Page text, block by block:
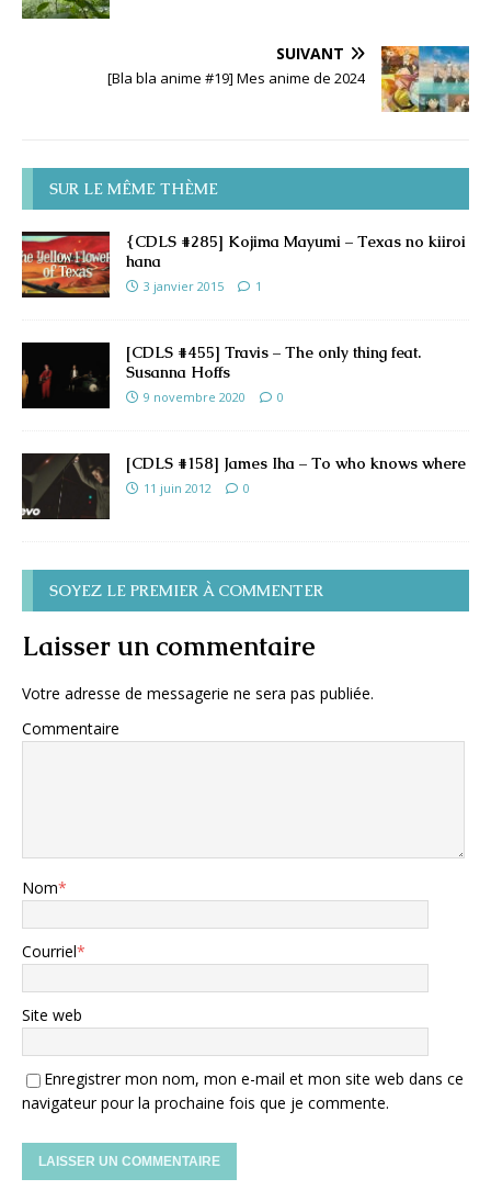
SUIVANT
[Bla bla anime #19] Mes anime de 2024
SUR LE MÊME THÈME
{CDLS #285] Kojima Mayumi – Texas no kiiroi
hana
3 janvier 2015 1
[CDLS #455] Travis – The only thing feat.
Susanna Hoffs
9 novembre 2020 0
[CDLS #158] James Iha – To who knows where
11 juin 2012 0
SOYEZ LE PREMIER À COMMENTER
Laisser un commentaire
Votre adresse de messagerie ne sera pas publiée.
Commentaire
Nom*
Courriel*
Site web
Enregistrer mon nom, mon e-mail et mon site web dans ce
navigateur pour la prochaine fois que je commente.